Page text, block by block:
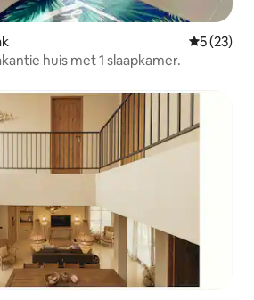
5 (23)
huis met 1 slaapkamer.